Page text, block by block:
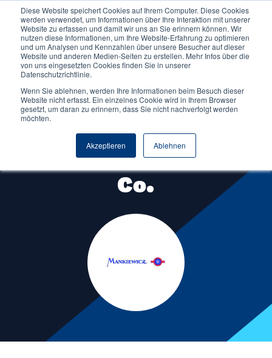
Diese Website speichert Cookies auf Ihrem Computer. Diese Cookies
werden verwendet, um Informationen über Ihre Interaktion mit unserer
Website zu erfassen und damit wir uns an Sie erinnern können. Wir
nutzen diese Informationen, um Ihre Website-Erfahrung zu optimieren
und um Analysen und Kennzahlen über unsere Besucher auf dieser
Website und anderen Medien-Seiten zu erstellen. Mehr Infos über die
von uns eingesetzten Cookies finden Sie in unserer
Datenschutzrichtlinie.
Wenn Sie ablehnen, werden Ihre Informationen beim Besuch dieser
Website nicht erfasst. Ein einzelnes Cookie wird in Ihrem Browser
gesetzt, um daran zu erinnern, dass Sie nicht nachverfolgt werden
möchten.
Akzeptieren Ablehnen
Partnerunternehmen
Mankiewicz Gebr. &
Co.